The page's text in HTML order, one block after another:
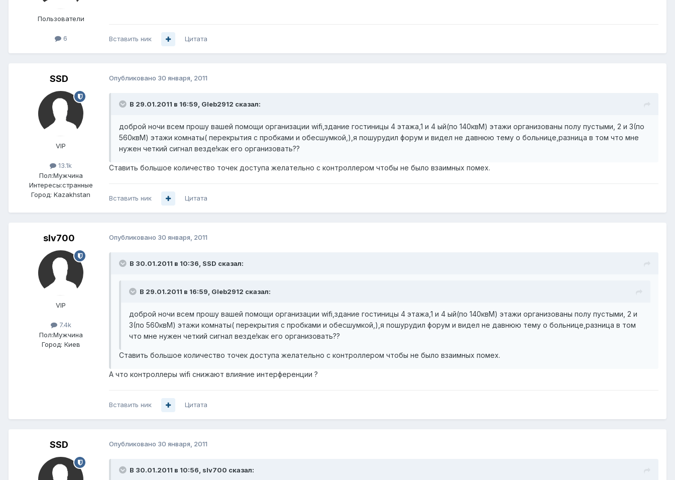
Пользователи
6 Вставить ник Цитата
SSD
VIP
13.1k
Пол:Мужчина
Интересы:странные
Город: Kazakhstan
Опубликовано 30 января, 2011
В 29.01.2011 в 16:59, Gleb2912 сказал:
доброй ночи всем прошу вашей помощи организации wifi,здание гостиницы 4 этажа,1 и 4 ый(по 140квМ) этажи организованы полу пустыми, 2 и 3(по
560квМ) этажи комнаты( перекрытия с пробками и обесшумкой,),я пошурудил форум и видел не давнюю тему о больнице,разница в том что мне
нужен четкий сигнал везде!как его организовать??
Ставить большое количество точек доступа желательно с контроллером чтобы не было взаимных помех.
Вставить ник Цитата
slv700
VIP
7.4k
Пол:Мужчина
Город: Киев
Опубликовано 30 января, 2011
В 30.01.2011 в 10:36, SSD сказал:
В 29.01.2011 в 16:59, Gleb2912 сказал:
доброй ночи всем прошу вашей помощи организации wifi,здание гостиницы 4 этажа,1 и 4 ый(по 140квМ) этажи организованы полу пустыми, 2 и
3(по 560квМ) этажи комнаты( перекрытия с пробками и обесшумкой,),я пошурудил форум и видел не давнюю тему о больнице,разница в том
что мне нужен четкий сигнал везде!как его организовать??
Ставить большое количество точек доступа желательно с контроллером чтобы не было взаимных помех.
А что контроллеры wifi снижают влияние интерференции ?
Вставить ник Цитата
SSD Опубликовано 30 января, 2011
В 30.01.2011 в 10:56, slv700 сказал: